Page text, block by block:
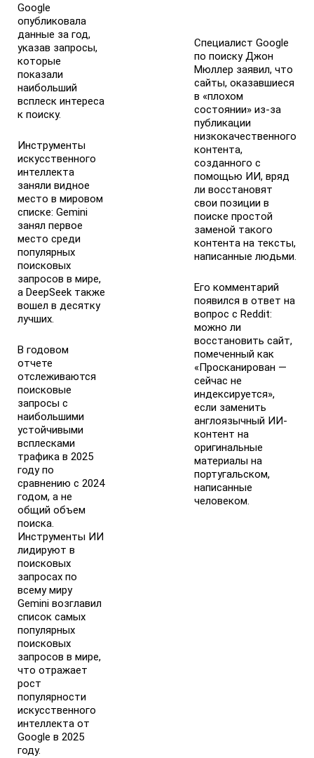
Google
опубликовала
данные за год,
указав запросы,
которые
показали
наибольший
всплеск интереса
к поиску.
Инструменты
искусственного
интеллекта
заняли видное
место в мировом
списке: Gemini
занял первое
место среди
популярных
поисковых
запросов в мире,
а DeepSeek также
вошел в десятку
лучших.
В годовом
отчете
отслеживаются
поисковые
запросы с
наибольшими
устойчивыми
всплесками
трафика в 2025
году по
сравнению с 2024
годом, а не
общий объем
поиска.
Инструменты ИИ
лидируют в
поисковых
запросах по
всему миру
Gemini возглавил
список самых
популярных
поисковых
запросов в мире,
что отражает
рост
популярности
искусственного
интеллекта от
Google в 2025
году.
Специалист Google
по поиску Джон
Мюллер заявил, что
сайты, оказавшиеся
в «плохом
состоянии» из-за
публикации
низкокачественного
контента,
созданного с
помощью ИИ, вряд
ли восстановят
свои позиции в
поиске простой
заменой такого
контента на тексты,
написанные людьми.
Его комментарий
появился в ответ на
вопрос с Reddit:
можно ли
восстановить сайт,
помеченный как
«Просканирован —
сейчас не
индексируется»,
если заменить
англоязычный ИИ-
контент на
оригинальные
материалы на
португальском,
написанные
человеком.